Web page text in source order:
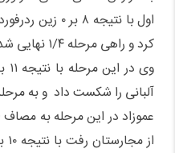
اول با نتیجه ۸
کرد و راهی مرحله ۱/۴ نهایی شد.
آلبانی را شکست داد و به
عموزاد در این مرحله به